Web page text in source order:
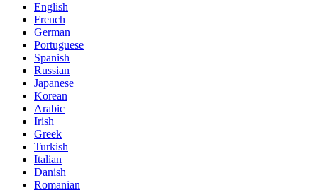
English
French
German
Portuguese
Spanish
Russian
Japanese
Korean
Arabic
Irish
Greek
Turkish
Italian
Danish
Romanian